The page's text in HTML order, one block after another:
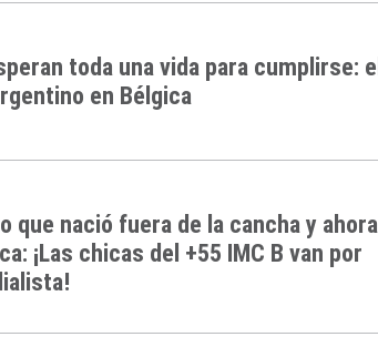
toda una vida para cumplirse: el
en Bélgica
que nació fuera de la cancha y ahora
¡Las chicas del +55 IMC B van por